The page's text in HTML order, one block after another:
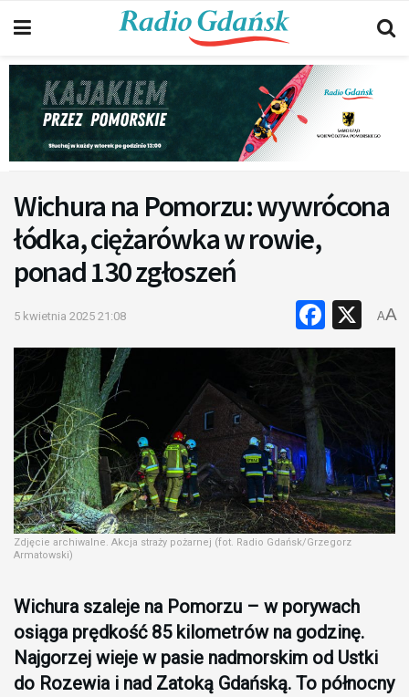
Wichura na Pomorzu: wywrócona
łódka, ciężarówka w rowie,
ponad 130 zgłoszeń
5 kwietnia 2025 21:08 X
AA
Zdjęcie archiwalne. Akcja straży pożarnej (fot. Radio Gdańsk/Grzegorz
Armatowski)
Wichura szaleje na Pomorzu – w porywach
osiąga prędkość 85 kilometrów na godzinę.
Najgorzej wieje w pasie nadmorskim od Ustki
do Rozewia i nad Zatoką Gdańską. To północny